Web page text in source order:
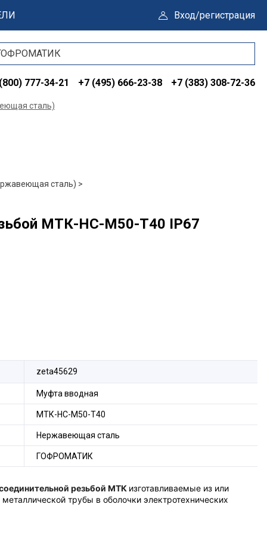
Вход/регистрация
777-34-21 +7 (495) 666-23-38 +7 (383) 308-72-36
сталь)
сталь) >
МТК-НС-М50-Т40 IP67
zeta45629
Муфта вводная
МТК-НС-М50-Т40
Нержавеющая сталь
ГОФРОМАТИК
резьбой МТК изготавливаемые из или
трубы в оболочки электротехнических